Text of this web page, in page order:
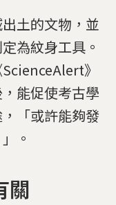
土的文物，並
為紋身工具。
》
能促使考古學
「或許能夠發
。
關